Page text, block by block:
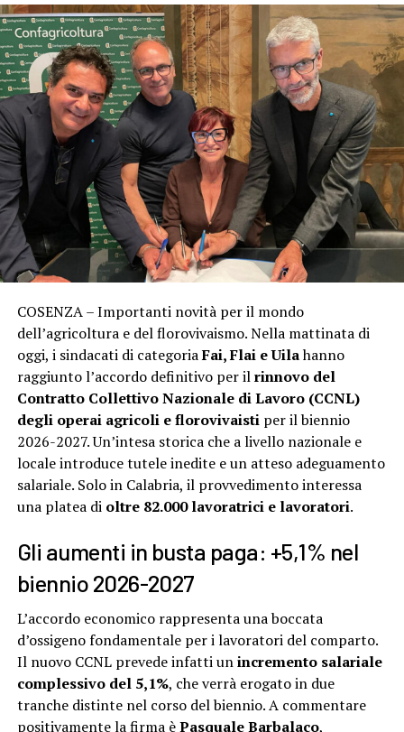
COSENZA – Importanti novità per il mondo
dell’agricoltura e del florovivaismo. Nella mattinata di
oggi, i sindacati di categoriaFai, Flai e Uilahanno
raggiunto l’accordo definitivo per ilrinnovo del
Contratto Collettivo Nazionale di Lavoro (CCNL)
degli operai agricoli e florovivaistiper il biennio
2026-2027. Un’intesa storica che a livello nazionale e
locale introduce tutele inedite e un atteso adeguamento
salariale. Solo in Calabria, il provvedimento interessa
una platea di oltre 82.000 lavoratrici e lavoratori.
Gli aumenti in busta paga: +5,1% nel
biennio 2026-2027
L’accordo economico rappresenta una boccata
d’ossigeno fondamentale per i lavoratori del comparto.
Il nuovo CCNL prevede infatti unincremento salariale
complessivo del 5,1%, che verrà erogato in due
tranche distinte nel corso del biennio. A commentare
positivamente la firma èPasquale Barbalaco,